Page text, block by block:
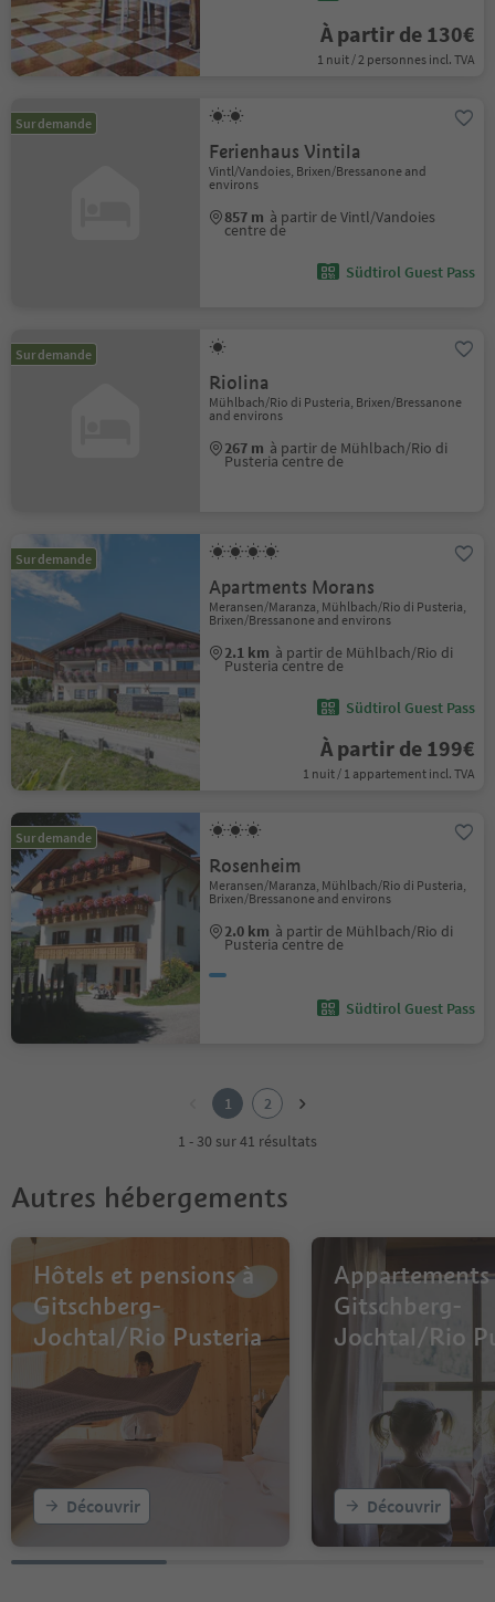
À partir de 130€
1 nuit / 2 personnes incl. TVA
Sur demande
Ferienhaus Vintila
Vintl/Vandoies, Brixen/Bressanone and
environs
857 m à partir de Vintl/Vandoies
centre de
Südtirol Guest Pass
Sur demande
Riolina
Mühlbach/Rio di Pusteria, Brixen/Bressanone
and environs
267 m à partir de Mühlbach/Rio di
Pusteria centre de
Sur demande
Apartments Morans
Meransen/Maranza, Mühlbach/Rio di Pusteria,
Brixen/Bressanone and environs
2.1 km à partir de Mühlbach/Rio di
Pusteria centre de
Südtirol Guest Pass
À partir de 199€
1 nuit / 1 appartement incl. TVA
Sur demande
Rosenheim
Meransen/Maranza, Mühlbach/Rio di Pusteria,
Brixen/Bressanone and environs
2.0 km à partir de Mühlbach/Rio di
Pusteria centre de
Südtirol Guest Pass
1
2
1 - 30 sur 41 résultats
Autres hébergements
Hôtels et pensions à
Gitschberg-
Jochtal/Rio Pusteria
Découvrir
Appartements
Gitschberg-
Jochtal/Rio
Découvrir